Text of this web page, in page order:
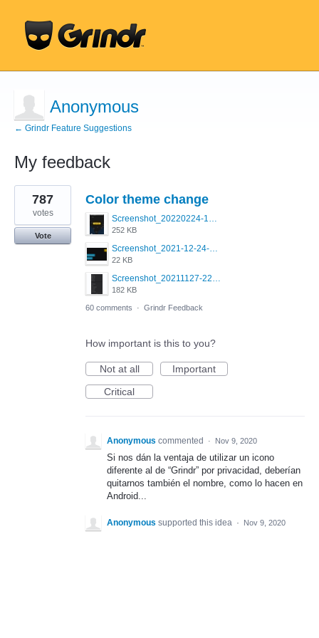
Anonymous
← Grindr Feature Suggestions
My feedback
1
result
found
Color theme change
Screenshot_20220224-121658_Grindr.jpg
252 KB
Screenshot_2021-12-24-18-45-51-449_com.grindrapp.android.png
22 KB
Screenshot_20211127-223822.png
182 KB
787
votes
Vote
60 comments · Grindr Feedback
How important is this to you?
Not at all
Important
Critical
Anonymous commented · Nov 9, 2020
Si nos dán la ventaja de utilizar un icono
diferente al de “Grindr” por privacidad, deberían
quitarnos también el nombre, como lo hacen en
Android...
Anonymous supported this idea · Nov 9, 2020